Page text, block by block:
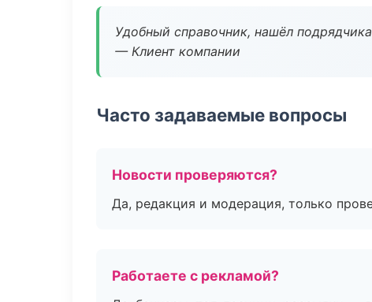
Удобный справочник, нашёл
— Клиент компании
Часто задаваемые вопросы
Новости проверяются?
Да, редакция и модерация, только
Работаете с рекламой?